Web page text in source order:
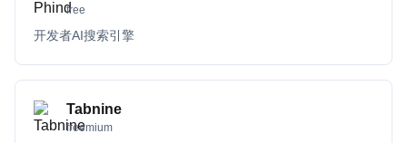
free
开发者AI搜索引擎
Tabnine
freemium